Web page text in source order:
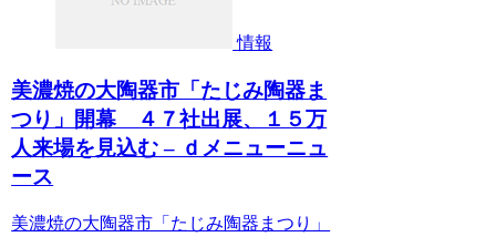
情報
美濃焼の大陶器市「たじみ陶器ま
つり」開幕 ４７社出展、１５万
人来場を見込む – ｄメニューニュ
ース
美濃焼の大陶器市「たじみ陶器まつり」